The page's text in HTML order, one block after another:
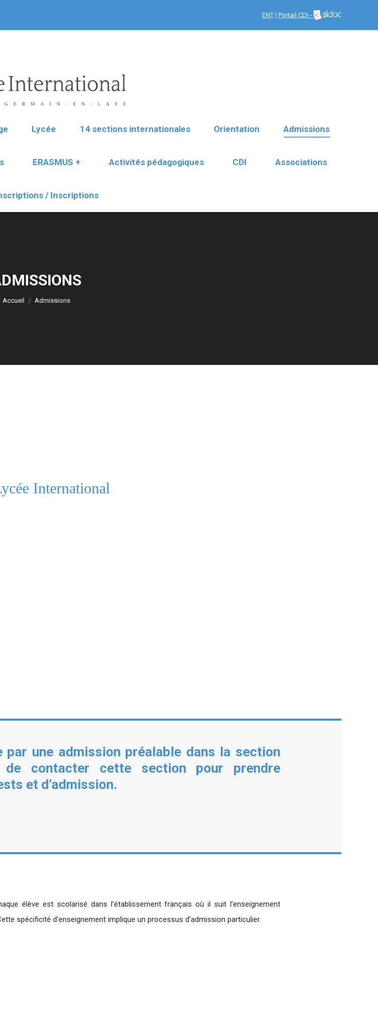
ENT | Portail CDI -
Lycée 14 sections internationales Orientation Admissions
ERASMUS + Activités pédagogiques CDI Associations
/ Inscriptions
Vous êtes ici :
Accueil Admissions
International
une admission préalable dans la section
de contacter cette section pour prendre
et d’admission.
élève est scolarisé dans l’établissement français où il suit l’enseignement
spécificité d’enseignement implique un processus d’admission particulier.
Admissions
/ Inscriptions